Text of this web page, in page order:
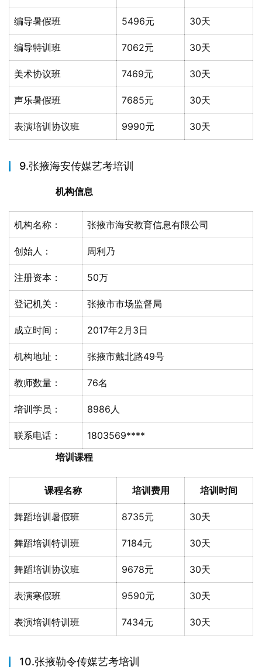
编导暑假班 5496元 30天
编导特训班 7062元 30天
美术协议班 7469元 30天
声乐暑假班 7685元 30天
表演培训协议班 9990元 30天
9.张掖海安传媒艺考培训
机构信息
机构名称： 张掖市海安教育信息有限公司
创始人： 周利乃
注册资本： 50万
登记机关： 张掖市市场监督局
成立时间： 2017年2月3日
机构地址： 张掖市戴北路49号
教师数量： 76名
培训学员： 8986人
联系电话：
1803569****
培训课程
课程名称 培训费用 培训时间
舞蹈培训暑假班 8735元 30天
舞蹈培训特训班 7184元 30天
舞蹈培训协议班 9678元 30天
表演寒假班 9590元 30天
表演培训特训班 7434元 30天
10.张掖勒令传媒艺考培训